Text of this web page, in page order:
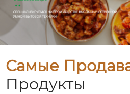
Самые
Продукты